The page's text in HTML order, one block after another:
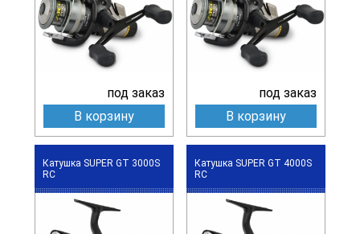
под заказ
В корзину
под заказ
В корзину
Катушка SUPER GT 3000S
RC
Катушка SUPER GT 4000S
RC